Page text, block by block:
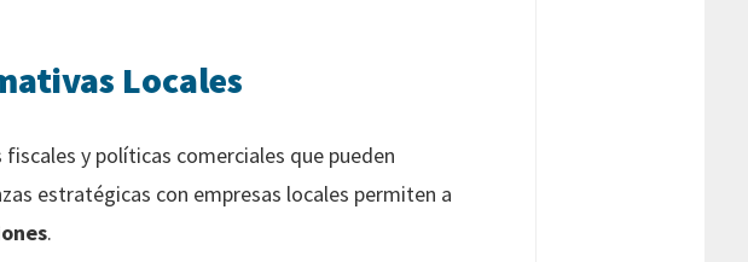
Locales
y políticas comerciales que pueden
estratégicas con empresas locales permiten a
.